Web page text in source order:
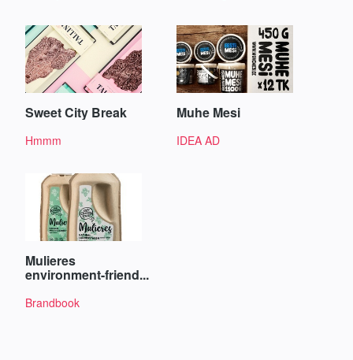
Sweet City Break
Hmmm
Muhe Mesi
IDEA AD
Mulieres
environment-friend...
Brandbook